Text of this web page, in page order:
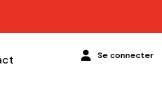
Se connecter